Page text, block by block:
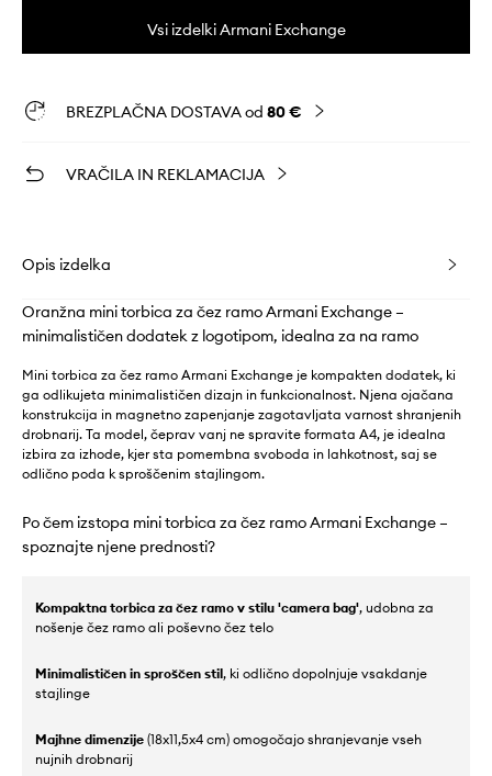
Vsi izdelki Armani Exchange
BREZPLAČNA DOSTAVA od 80 €
VRAČILA IN REKLAMACIJA
Opis izdelka
Oranžna mini torbica za čez ramo Armani Exchange –
minimalističen dodatek z logotipom, idealna za na ramo
Mini torbica za čez ramo Armani Exchange je kompakten dodatek, ki
ga odlikujeta minimalističen dizajn in funkcionalnost. Njena ojačana
konstrukcija in magnetno zapenjanje zagotavljata varnost shranjenih
drobnarij. Ta model, čeprav vanj ne spravite formata A4, je idealna
izbira za izhode, kjer sta pomembna svoboda in lahkotnost, saj se
odlično poda k sproščenim stajlingom.
Po čem izstopa mini torbica za čez ramo Armani Exchange –
spoznajte njene prednosti?
Kompaktna torbica za čez ramo v stilu 'camera bag', udobna za
nošenje čez ramo ali poševno čez telo
Minimalističen in sproščen stil, ki odlično dopolnjuje vsakdanje
stajlinge
Majhne dimenzije (18x11,5x4 cm) omogočajo shranjevanje vseh
nujnih drobnarij